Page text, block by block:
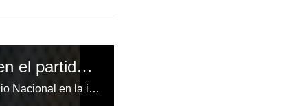
Motagua está venciendo a Real España en el partido de ida de las semifinales del Clausura
EN DIRECTO | Motagua y Real España se miden en el estadio Nacional en la ida de las semifinales